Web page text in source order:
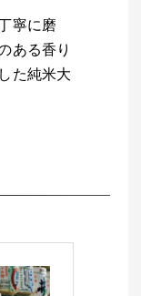
寧に磨
ある香り
た純米大